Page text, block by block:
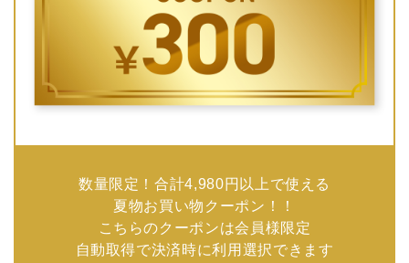
数量限定！合計4,980円以上で使える
夏物お買い物クーポン！！
こちらのクーポンは会員様限定
自動取得で決済時に利用選択できます